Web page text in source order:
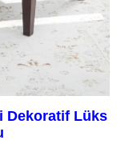
Dekoratif Lüks